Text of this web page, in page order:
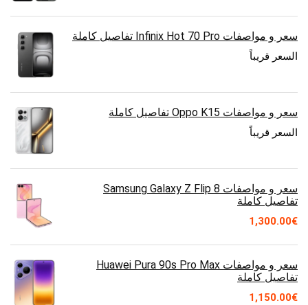
سعر و مواصفات Infinix Hot 70 Pro تفاصيل كاملة
السعر قريباً
سعر و مواصفات Oppo K15 تفاصيل كاملة
السعر قريباً
سعر و مواصفات Samsung Galaxy Z Flip 8
تفاصيل كاملة
€
1,300.00
سعر و مواصفات Huawei Pura 90s Pro Max
تفاصيل كاملة
€
1,150.00